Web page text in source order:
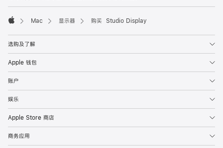
Mac 显示器 购买 Studio Display
选购及了解
Apple 钱包
账户
娱乐
Apple Store 商店
商务应用